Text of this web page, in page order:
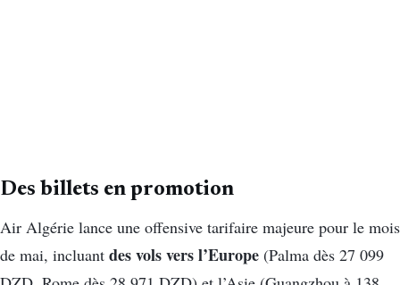
Des billets en promotion
Air Algérie lance une offensive tarifaire majeure pour le mois
de mai, incluant des vols vers l’Europe (Palma dès 27 099